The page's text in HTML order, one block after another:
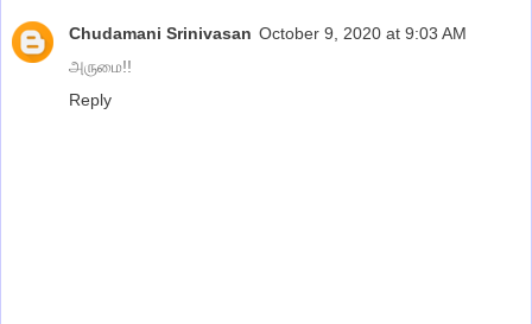
Chudamani Srinivasan October 9, 2020 at 9:03 AM
அருமை!!
Reply